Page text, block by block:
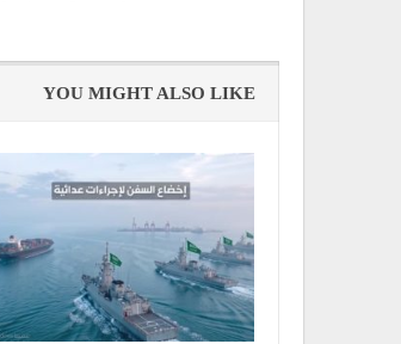
YOU MIGHT ALSO LIKE